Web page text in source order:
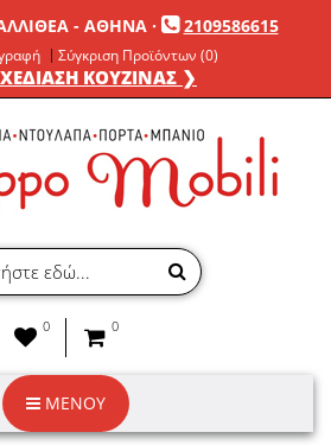
- ΑΘΗΝΑ· 2109586615
Σύγκριση Προϊόντων (0)
ΚΟΥΖΙΝΑΣ ❯
0 0
ΜΕΝΟΥ